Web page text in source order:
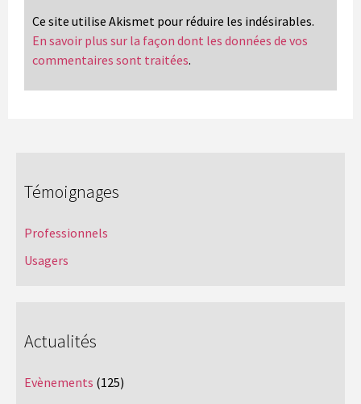
Ce site utilise Akismet pour réduire les indésirables.
En savoir plus sur la façon dont les données de vos
commentaires sont traitées.
Témoignages
Professionnels
Usagers
Actualités
Evènements (125)